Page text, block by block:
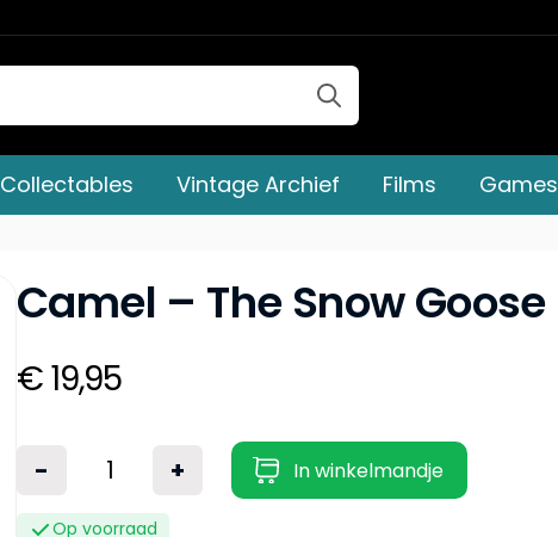
Collectables Vintage Archief Films Games
Camel – The Snow Goose
€ 19,95
- + In winkelmandje
Op voorraad